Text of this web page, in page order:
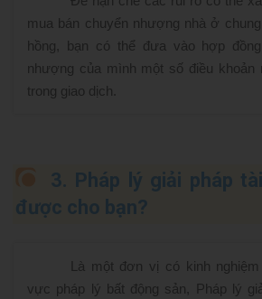
mua bán chuyển nhượng nhà ở
hồng, bạn có thể đưa vào hợp
nhượng của mình một số điều khoản
trong giao dịch.
3. Pháp lý giải pháp
được cho bạn?
Là một đơn vị có kinh
vực pháp lý bất động sản, Pháp lý